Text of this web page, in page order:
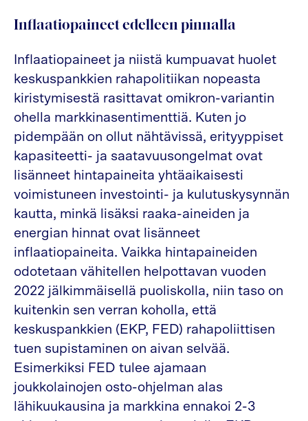
Inflaatiopaineet edelleen pinnalla
Inflaatiopaineet ja niistä kumpuavat huolet
keskuspankkien rahapolitiikan nopeasta
kiristymisestä rasittavat omikron-variantin
ohella markkinasentimenttiä. Kuten jo
pidempään on ollut nähtävissä, erityyppiset
kapasiteetti- ja saatavuusongelmat ovat
lisänneet hintapaineita yhtäaikaisesti
voimistuneen investointi- ja kulutuskysynnän
kautta, minkä lisäksi raaka-aineiden ja
energian hinnat ovat lisänneet
inflaatiopaineita. Vaikka hintapaineiden
odotetaan vähitellen helpottavan vuoden
2022 jälkimmäisellä puoliskolla, niin taso on
kuitenkin sen verran koholla, että
keskuspankkien (EKP, FED) rahapoliittisen
tuen supistaminen on aivan selvää.
Esimerkiksi FED tulee ajamaan
joukkolainojen osto-ohjelman alas
lähikuukausina ja markkina ennakoi 2-3